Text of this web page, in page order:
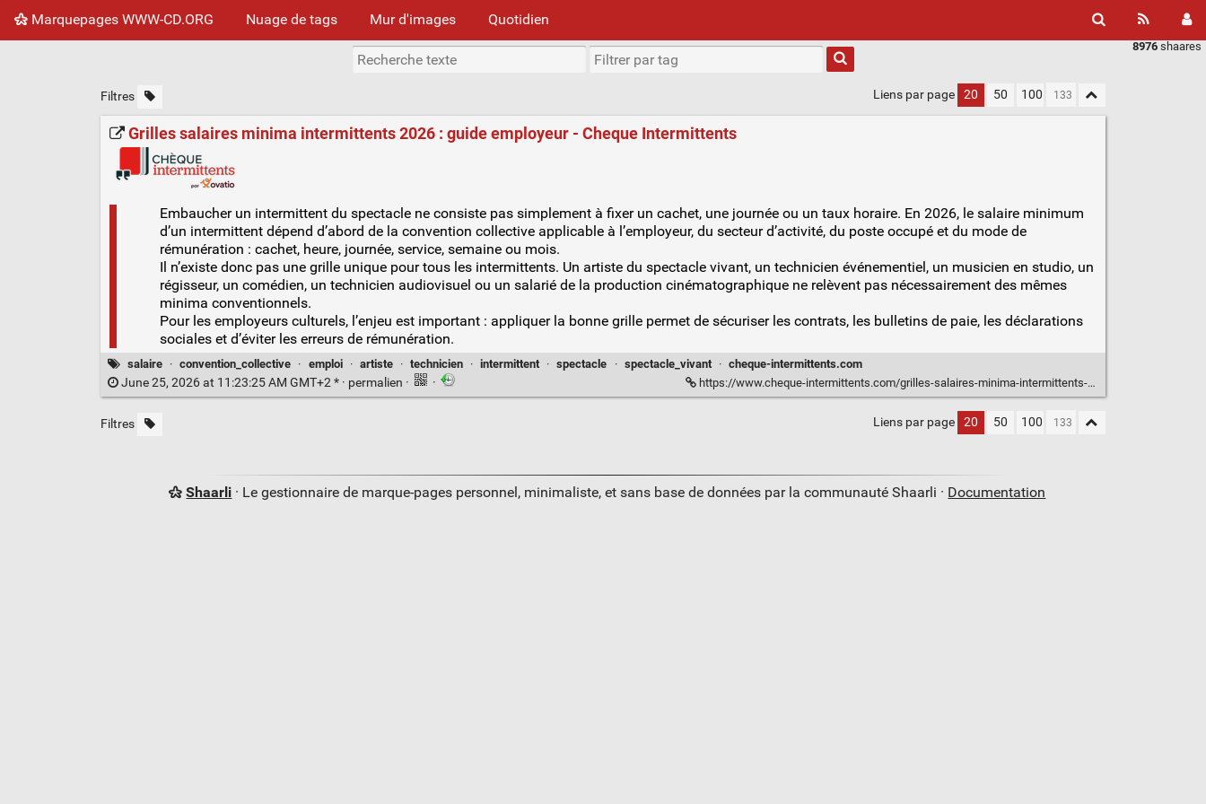
Marquepages WWW-CD.ORG Nuage de tags Mur d'images Quotidien
8976 shaares
Filtres Liens par page 20 50 100
Grilles salaires minima intermittents 2026 : guide employeur - Cheque Intermittents
Embaucher un intermittent du spectacle ne consiste pas simplement à fixer un cachet, une journée ou un taux horaire. En 2026, le salaire minimum
d’un intermittent dépend d’abord de la convention collective applicable à l’employeur, du secteur d’activité, du poste occupé et du mode de
rémunération : cachet, heure, journée, service, semaine ou mois.
Il n’existe donc pas une grille unique pour tous les intermittents. Un artiste du spectacle vivant, un technicien événementiel, un musicien en studio, un
régisseur, un comédien, un technicien audiovisuel ou un salarié de la production cinématographique ne relèvent pas nécessairement des mêmes
minima conventionnels.
Pour les employeurs culturels, l’enjeu est important : appliquer la bonne grille permet de sécuriser les contrats, les bulletins de paie, les déclarations
sociales et d’éviter les erreurs de rémunération.
salaire · convention_collective · emploi · artiste · technicien · intermittent · spectacle · spectacle_vivant · cheque-intermittents.com
June 25, 2026 at 11:23:25 AM GMT+2 * · permalien · · https://www.cheque-intermittents.com/grilles-salaires-minima-intermittents-2026/
Filtres Liens par page 20 50 100
Shaarli · Le gestionnaire de marque-pages personnel, minimaliste, et sans base de données par la communauté Shaarli · Documentation